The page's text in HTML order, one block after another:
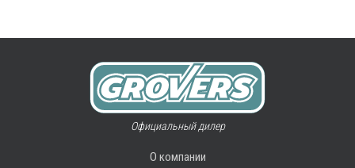
Официальный дилер
О компании